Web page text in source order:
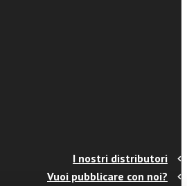
I nostri distributori
Vuoi pubblicare con noi?